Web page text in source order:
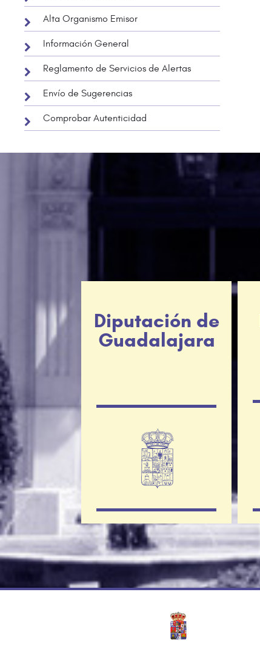
Alta Organismo Emisor
Información General
Reglamento de Servicios de Alertas
Envío de Sugerencias
Comprobar Autenticidad
Diputación de
Guadalajara